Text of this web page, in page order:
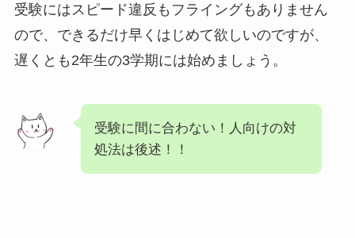
受験にはスピード違反もフライングもありません
ので、できるだけ早くはじめて欲しいのですが、
遅くとも2年生の3学期には始めましょう。
受験に間に合わない！人向けの対
処法は後述！！